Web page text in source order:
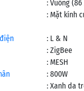
: Vuông
: Mặt kính
: L & N
: ZigBee
: MESH
: 800W
: Xanh da